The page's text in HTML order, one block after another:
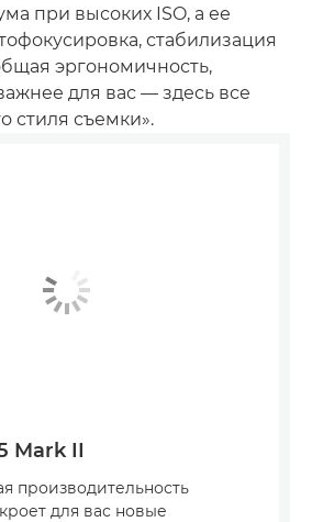
при высоких ISO, а ее
стабилизация
эргономичность,
для вас — здесь все
стиля съемки».
Mark II
производительность
для вас новые